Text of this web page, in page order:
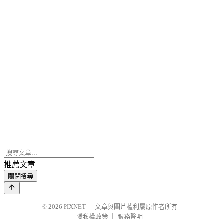
推薦文章
關閉搜尋
© 2026 PIXNET
文章與圖片權利屬原作者所有
隱私權政策
服務聲明